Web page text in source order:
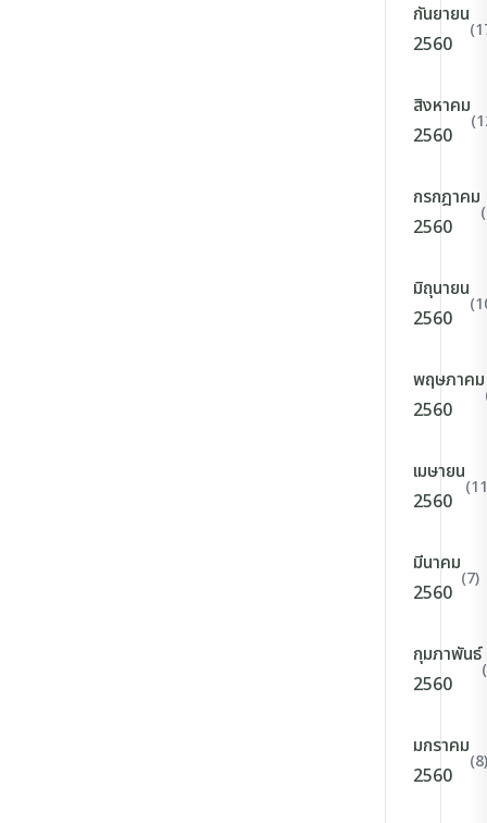
กันยายน
2560
สิงหาคม
2560
กรกฎาคม
2560
มิถุนายน
2560
พฤษภาคม
2560
เมษายน
2560
มีนาคม
2560
(7)
กุมภาพันธ์
2560
มกราคม
2560
(8)